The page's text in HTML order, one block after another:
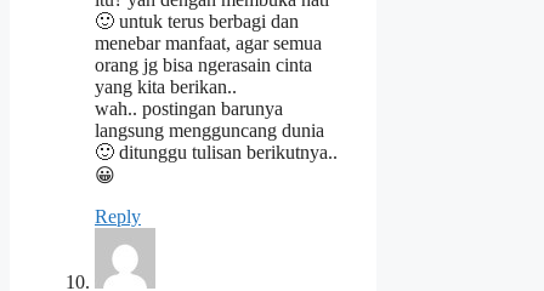
🙂 untuk terus berbagi dan
menebar manfaat, agar semua
orang jg bisa ngerasain cinta
yang kita berikan..
wah.. postingan barunya
langsung mengguncang dunia
🙂 ditunggu tulisan berikutnya..
😀
Reply